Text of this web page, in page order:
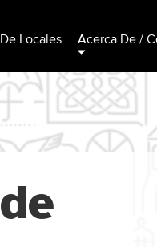
Locales Acerca De /